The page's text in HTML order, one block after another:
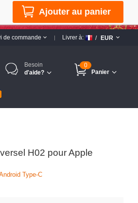
de commande Livrer à: / EUR
Besoin
d'aide?
0
Panier
H02 pour Apple
Type-C
Ajouter au panier